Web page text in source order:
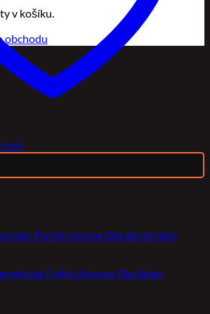
v košíku.
obchodu
Points kovove 2ba aluminium